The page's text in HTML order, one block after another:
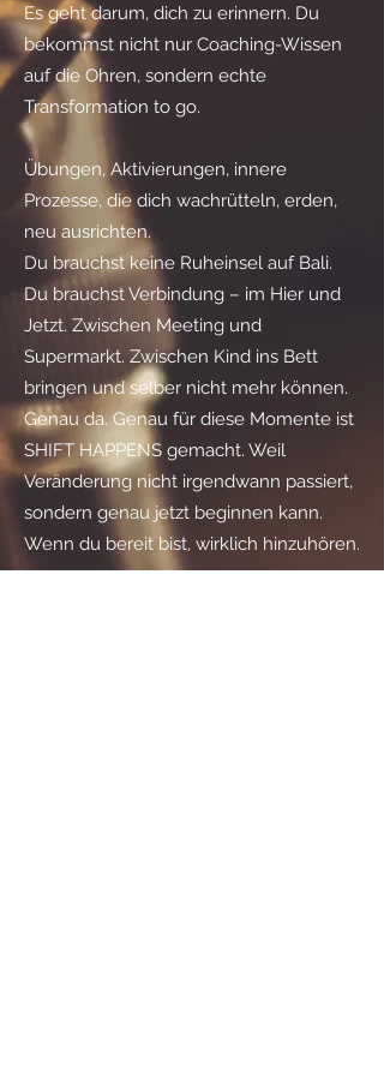
Es geht darum, dich zu erinnern. Du
bekommst nicht nur Coaching-Wissen
auf die Ohren, sondern echte
Transformation to go.
Übungen, Aktivierungen, innere
Prozesse, die dich wachrütteln, erden,
neu ausrichten.
Du brauchst keine Ruheinsel auf Bali.
Du brauchst Verbindung – im Hier und
Jetzt. Zwischen Meeting und
Supermarkt. Zwischen Kind ins Bett
bringen und selber nicht mehr können.
Genau da. Genau für diese Momente ist
SHIFT HAPPENS gemacht. Weil
Veränderung nicht irgendwann passiert,
sondern genau jetzt beginnen kann.
Wenn du bereit bist, wirklich hinzuhören.